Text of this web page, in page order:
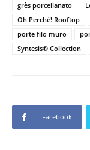
grès porcellanato
Oh Perché! Rooftop
porte filo muro
Syntesis® Collection
Facebook